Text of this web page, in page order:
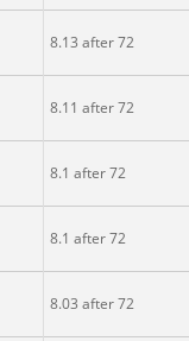
8.13 after 72
8.11 after 72
8.1 after 72
8.1 after 72
8.03 after 72